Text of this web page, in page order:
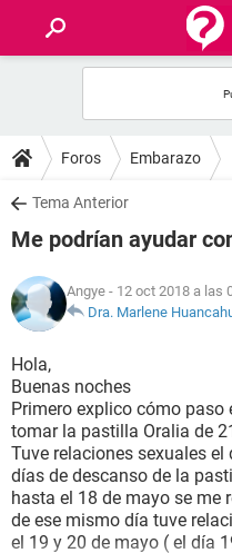
FOROS
SALUD
FAMILIA
NUTRICIÓN
BIENESTAR
SEXUALIDAD
GLOSARIO
Foros Embarazo
Tema Anterior
Me podrían ayudar
Angye - 12 oct 2018 a las
Dra. Marlene
Hola,
Buenas noches
Primero explico cómo paso
tomar la pastilla Oralia de
Tuve relaciones sexuales
días de descanso de la
hasta el 18 de mayo se me
de ese mismo día tuve
el 19 y 20 de mayo ( el día